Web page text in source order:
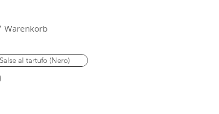
Warenkorb
Salse al tartufo (Nero)